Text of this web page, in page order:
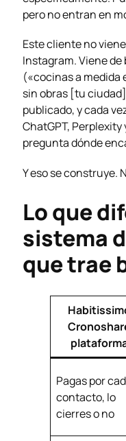
pero no entran en
Este cliente no
Instagram. Viene
(«cocinas a
sin obras [tu
publicado, y cada
ChatGPT,
pregunta dónde
Y eso se construye.
Lo que
sistema
que trae
Pagas por
contacto, lo
cierres o no